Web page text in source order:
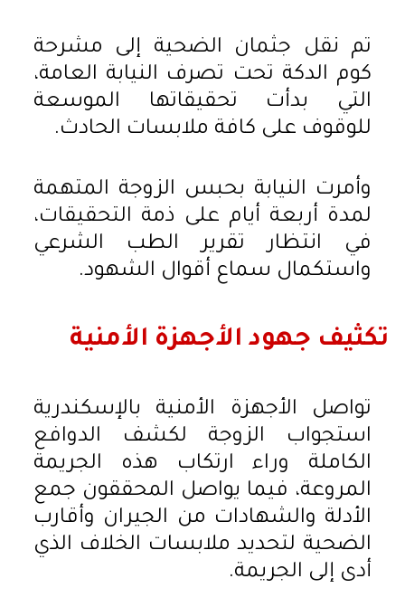
تم نقل جثمان الضحية إلى مشرحة
كوم الدكة تحت تصرف النيابة العامة،
التي بدأت تحقيقاتها الموسعة
للوقوف على كافة ملابسات الحادث.
وأمرت النيابة بحبس الزوجة المتهمة
لمدة أربعة أيام على ذمة التحقيقات،
في انتظار تقرير الطب الشرعي
واستكمال سماع أقوال الشهود.
تكثيف جهود الأجهزة الأمنية
تواصل الأجهزة الأمنية بالإسكندرية
استجواب الزوجة لكشف الدوافع
الكاملة وراء ارتكاب هذه الجريمة
المروعة، فيما يواصل المحققون جمع
الأدلة والشهادات من الجيران وأقارب
الضحية لتحديد ملابسات الخلاف الذي
أدى إلى الجريمة.